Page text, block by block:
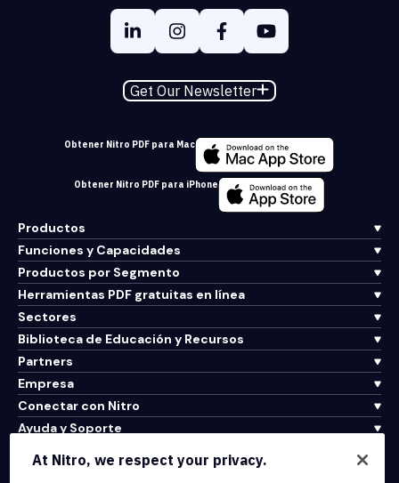
Get Our Newsletter
Obtener Nitro PDF para Mac
Obtener Nitro PDF para iPhone
Productos
Funciones y Capacidades
Productos por Segmento
Herramientas PDF gratuitas en línea
Sectores
Biblioteca de Educación y Recursos
Partners
Empresa
Conectar con Nitro
Ayuda y Soporte
At Nitro, we respect your privacy.